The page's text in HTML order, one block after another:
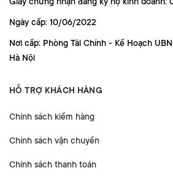
Ngày cấp: 10/06/2022
Nơi cấp: Phòng Tài Chính - Kế Hoạch
Hà Nội
HỖ TRỢ KHÁCH HÀNG
Chính sách kiểm hàng
Chính sách vận chuyển
Chính sách thanh toán